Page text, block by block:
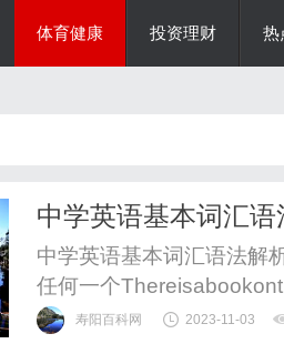
体育健康 投资理财 热
中学英语基本词汇
中学英语基本词汇语法解
任何一个
开头的单词之前
寿阳百科网 2023-11-03